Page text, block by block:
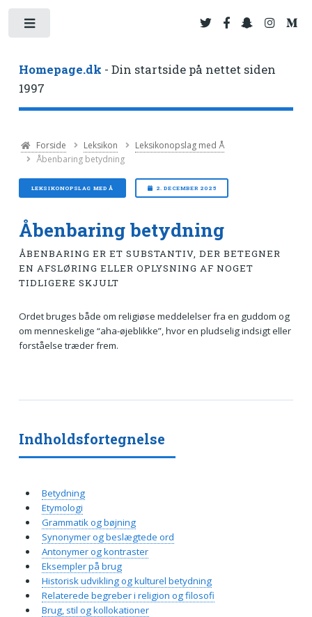
Homepage.dk - Din startside på nettet siden
1997
Forside Leksikon
Leksikonopslag med Å
Åbenbaring betydning
LEKSIKONOPSLAG MED Å 2. DECEMBER 2025
Åbenbaring betydning
ÅBENBARING ER ET SUBSTANTIV, DER BETEGNER
EN AFSLØRING ELLER OPLYSNING AF NOGET
TIDLIGERE SKJULT
Ordet bruges både om religiøse meddelelser fra en guddom og
om menneskelige “aha-øjeblikke”, hvor en pludselig indsigt eller
forståelse træder frem.
Indholdsfortegnelse
Betydning
Etymologi
Grammatik og bøjning
Synonymer og beslægtede ord
Antonymer og kontraster
Eksempler på brug
Historisk udvikling og kulturel betydning
Relaterede begreber i religion og filosofi
Brug, stil og kollokationer